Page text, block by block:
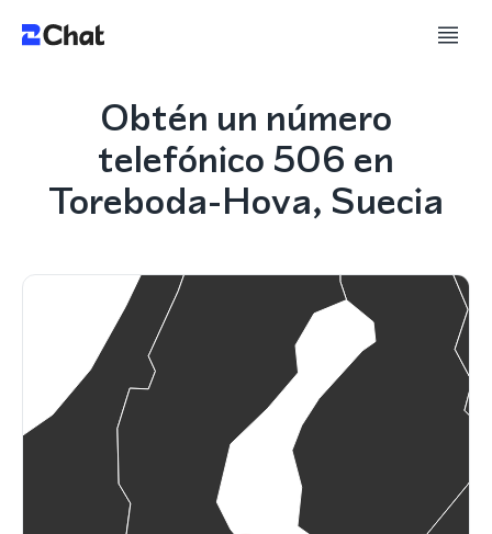
Obtén un número
telefónico 506 en
Toreboda-Hova, Suecia